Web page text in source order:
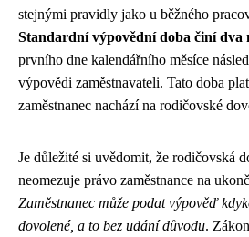
stejnými pravidly jako u běžného
Standardní výpovědní doba činí dva
prvního dne kalendářního měsíce
výpovědi zaměstnavateli. Tato doba
zaměstnanec nachází na rodičovské
Je důležité si uvědomit, že rodičovská
neomezuje právo zaměstnance na
Zaměstnanec může podat výpověď
dovolené, a to bez udání důvodu.